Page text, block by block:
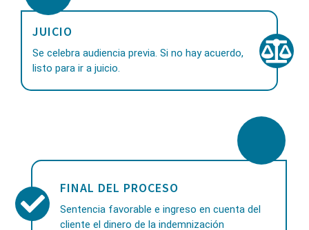
JUICIO
Se celebra audiencia previa. Si no hay acuerdo,
listo para ir a juicio.
FINAL DEL PROCESO
Sentencia favorable e ingreso en cuenta del
cliente el dinero de la indemnización